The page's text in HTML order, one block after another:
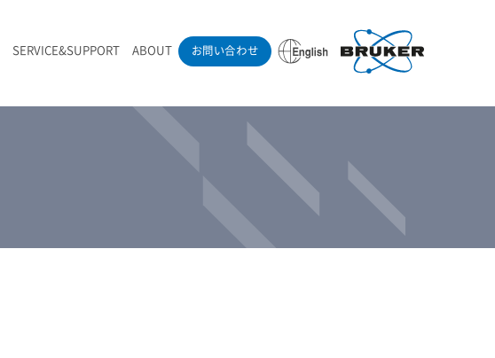
RAMANdrive | ウェハーステージ搭載ラマン顕微鏡
LIBcell | 不活性雰囲気ラマン測定用密閉容器
SERVICE&SUPPORT ABOUT お問い合わせ